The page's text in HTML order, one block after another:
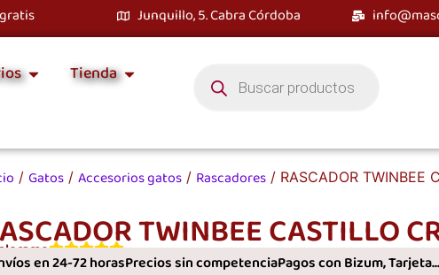
Junquillo, 5. Cabra Córdoba
Tienda
/ Gatos / Accesorios gatos / Rascadores / RASCADOR TWINBEE
TWINBEE CASTILLO
en 24-72 horasPrecios sin competenciaPagos con Bizum,